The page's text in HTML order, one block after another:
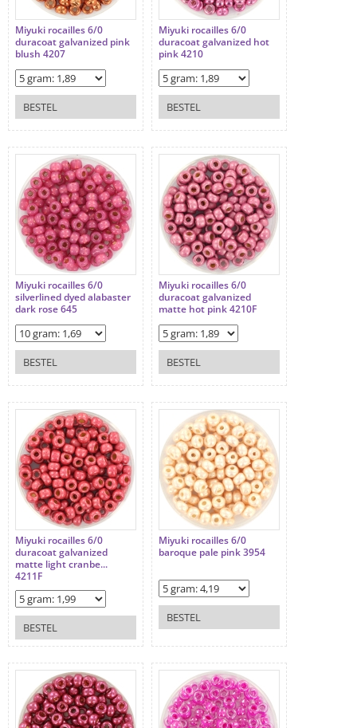
Miyuki rocailles 6/0
duracoat galvanized pink
blush 4207
BESTEL
Miyuki rocailles 6/0
duracoat galvanized hot
pink 4210
BESTEL
Miyuki rocailles 6/0
silverlined dyed alabaster
dark rose 645
BESTEL
Miyuki rocailles 6/0
duracoat galvanized
matte hot pink 4210F
BESTEL
Miyuki rocailles 6/0
duracoat galvanized
matte light cranbe...
4211F
BESTEL
Miyuki rocailles 6/0
baroque pale pink 3954
BESTEL